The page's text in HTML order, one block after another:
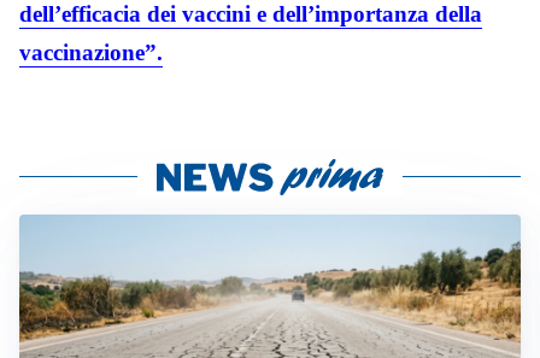
dell’efficacia dei vaccini e dell’importanza della
vaccinazione”.